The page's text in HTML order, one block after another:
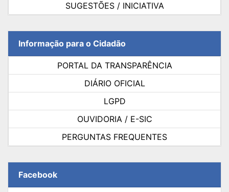
SUGESTÕES / INICIATIVA
Informação para o Cidadão
PORTAL DA TRANSPARÊNCIA
DIÁRIO OFICIAL
LGPD
OUVIDORIA / E-SIC
PERGUNTAS FREQUENTES
Facebook